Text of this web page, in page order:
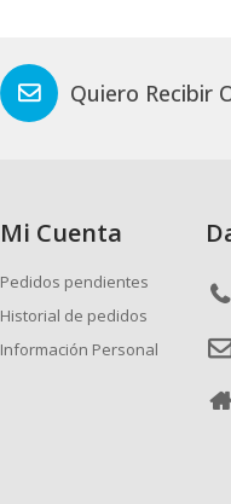
Quiero Recibir
Mi Cuenta
Pedidos pendientes
Historial de pedidos
Información Personal